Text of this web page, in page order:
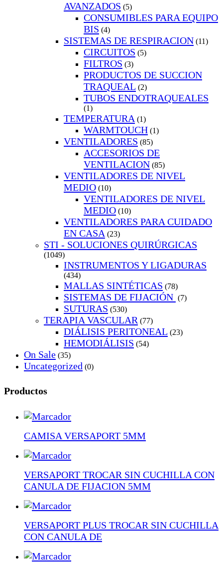
AVANZADOS (5)
CONSUMIBLES PARA EQUIPO
BIS (4)
SISTEMAS DE RESPIRACION (11)
CIRCUITOS (5)
FILTROS (3)
PRODUCTOS DE SUCCION
TRAQUEAL (2)
TUBOS ENDOTRAQUEALES
(1)
TEMPERATURA (1)
WARMTOUCH (1)
VENTILADORES (85)
ACCESORIOS DE
VENTILACION (85)
VENTILADORES DE NIVEL
MEDIO (10)
VENTILADORES DE NIVEL
MEDIO (10)
VENTILADORES PARA CUIDADO
EN CASA (23)
STI - SOLUCIONES QUIRÚRGICAS
(1049)
INSTRUMENTOS Y LIGADURAS
(434)
MALLAS SINTÉTICAS (78)
SISTEMAS DE FIJACIÓN (7)
SUTURAS (530)
TERAPIA VASCULAR (77)
DIÁLISIS PERITONEAL (23)
HEMODIÁLISIS (54)
On Sale (35)
Uncategorized (0)
Productos
CAMISA VERSAPORT 5MM
VERSAPORT TROCAR SIN CUCHILLA CON
CANULA DE FIJACION 5MM
VERSAPORT PLUS TROCAR SIN CUCHILLA
CON CANULA DE